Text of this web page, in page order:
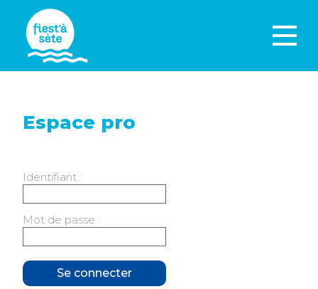
Espace pro
Identifiant :
Mot de passe :